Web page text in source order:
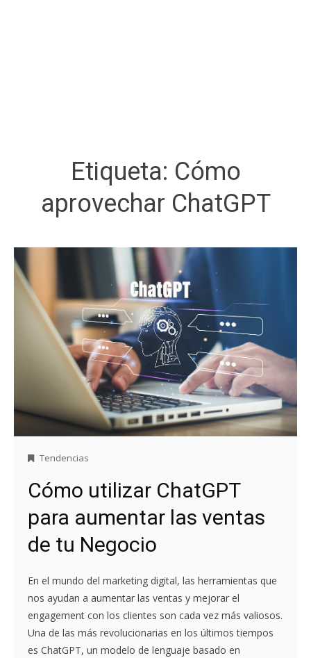
Etiqueta: Cómo
aprovechar ChatGPT
Tendencias
Cómo utilizar ChatGPT
para aumentar las ventas
de tu Negocio
En el mundo del marketing digital, las herramientas que
nos ayudan a aumentar las ventas y mejorar el
engagement con los clientes son cada vez más valiosos.
Una de las más revolucionarias en los últimos tiempos
es ChatGPT, un modelo de lenguaje basado en